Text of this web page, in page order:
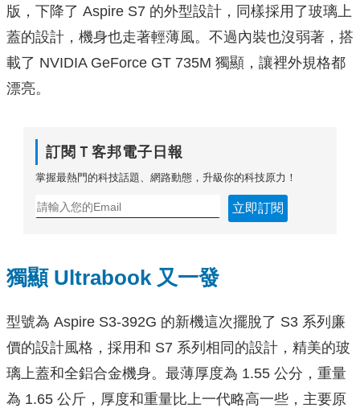
版，下降了 Aspire S7 的外型設計，同樣採用了玻璃上
蓋的設計，機身也走著輕薄風。不過內裝也沒弱著，搭
載了 NVIDIA GeForce GT 735M 獨顯，讓裡外規格都
漂亮。
訂閱Ｔ客邦電子日報
掌握最熱門的科技話題、網路動態，升級你的科技原力！
立即訂閱
獨顯 Ultrabook 又一發
型號為 Aspire S3-392G 的新機這次擺脫了 S3 系列廉
價的設計風格，採用和 S7 系列相同的設計，精美的玻
璃上蓋和全鋁合金機身。最薄厚度為 1.55 公分，重量
為 1.65 公斤，厚度和重量比上一代略高一些，主要原